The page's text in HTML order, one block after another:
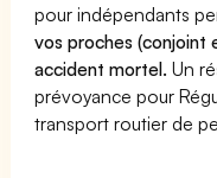
pour indépendants
vos proches (conjoint
accident mortel. Un
prévoyance pour
transport routier de